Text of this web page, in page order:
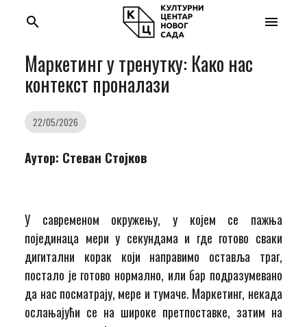
menu
search
Маркетинг у тренутку: Како нас
контекст проналази
22/05/2026
Aутор: Стеван Стојков
У савременом окружењу, у којем се пажња
појединаца мери у секундама и где готово сваки
дигитални корак који направимо оставља траг,
постало је готово нормално, или бар подразумевано
да нас посматрају, мере и тумаче. Маркетинг, некада
ослањајући се на широке претпоставке, затим на